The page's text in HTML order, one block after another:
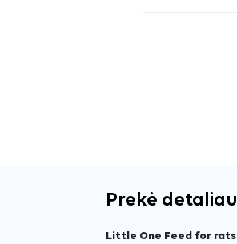
Prekė detaliau
Little One Feed for rats